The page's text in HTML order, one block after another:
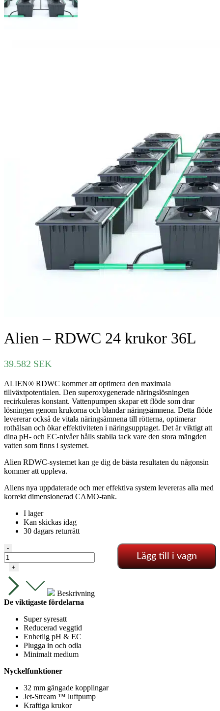
Alien – RDWC 24 krukor 36L
39.582 SEK
ALIEN® RDWC kommer att optimera den maximala
tillväxtpotentialen. Den superoxygenerade näringslösningen
recirkuleras konstant. Vattenpumpen skapar ett flöde som drar
lösningen genom krukorna och blandar näringsämnena. Detta flöde
levererar också de vitala näringsämnena till rötterna, optimerar
rothälsan och ökar effektiviteten i näringsupptaget. Det är viktigt att
dina pH- och EC-nivåer hålls stabila tack vare den stora mängden
vatten som finns i systemet.
Alien RDWC-systemet kan ge dig de bästa resultaten du någonsin
kommer att uppleva.
Aliens nya uppdaterade och mer effektiva system levereras alla med
korrekt dimensionerad CAMO-tank.
I lager
Kan skickas idag
30 dagars returrätt
Alien
RDWC
krukor
36L
mängd
-
+
Lägg till i vagn
Beskrivning
De viktigaste fördelarna
Super syresatt
Reducerad veggtid
Enhetlig pH & EC
Plugga in och odla
Minimalt medium
Nyckelfunktioner
32 mm gängade kopplingar
Jet-Stream ™ luftpump
Kraftiga krukor